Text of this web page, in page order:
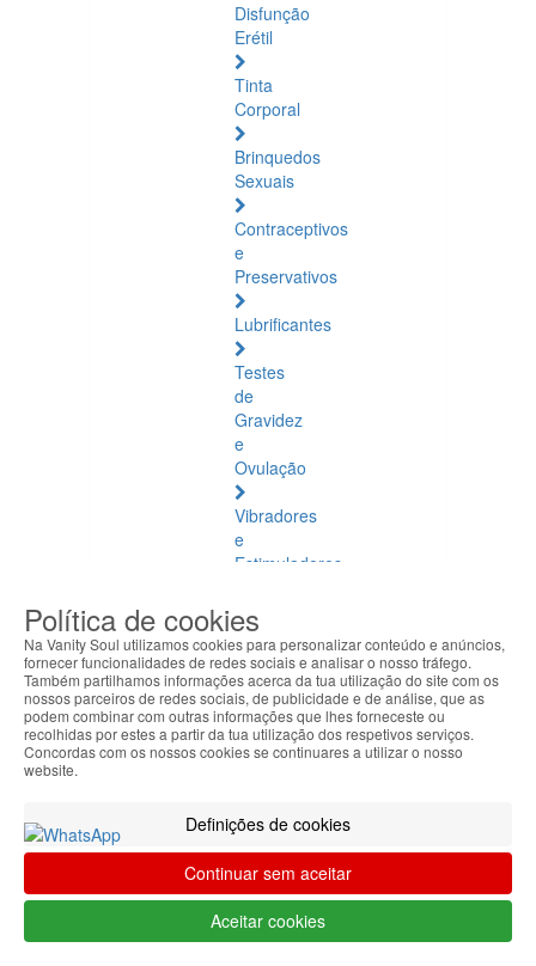
Disfunção
Erétil
Tinta
Corporal
Brinquedos
Sexuais
Contraceptivos
e
Preservativos
Lubrificantes
Testes
de
Gravidez
e
Ovulação
Vibradores
e
Estimuladores
Saúde
Natural
Saúde
Natural
Ver
todos
Báltico
Articulações
e
Músculos
Política de cookies
Na Vanity Soul utilizamos cookies para personalizar conteúdo e anúncios,
fornecer funcionalidades de redes sociais e analisar o nosso tráfego.
Também partilhamos informações acerca da tua utilização do site com os
nossos parceiros de redes sociais, de publicidade e de análise, que as
podem combinar com outras informações que lhes forneceste ou
recolhidas por estes a partir da tua utilização dos respetivos serviços.
Concordas com os nossos cookies se continuares a utilizar o nosso
website.
Definições de cookies
Continuar sem aceitar
Aceitar cookies